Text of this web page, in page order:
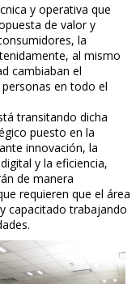
y operativa que
de valor y
la
al mismo
cambiaban el
en todo el
transitando dicha
puesto en la
innovación, la
y la eficiencia,
de manera
requieren que el área
capacitado trabajando